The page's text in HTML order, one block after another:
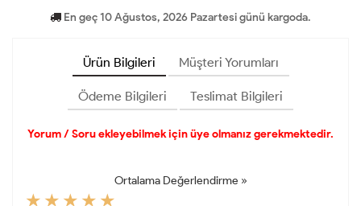
En geç 10 Ağustos, 2026 Pazartesi günü kargoda.
Ürün Bilgileri Müşteri Yorumları
Ödeme Bilgileri Teslimat Bilgileri
Yorum / Soru ekleyebilmek için üye olmanız gerekmektedir.
Ortalama Değerlendirme »